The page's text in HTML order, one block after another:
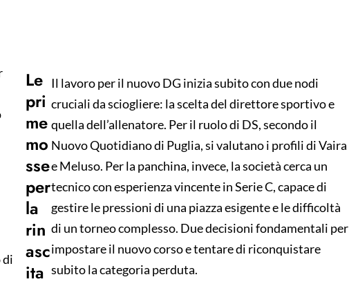
di
Le
pri
me
mo
sse
per
la
rin
asc
ita
Il lavoro per il nuovo DG inizia subito con due nodi
cruciali da sciogliere: la scelta del direttore sportivo e
quella dell’allenatore. Per il ruolo di DS, secondo il
Nuovo Quotidiano di Puglia, si valutano i profili di Vaira
e Meluso. Per la panchina, invece, la società cerca un
tecnico con esperienza vincente in Serie C, capace di
gestire le pressioni di una piazza esigente e le difficoltà
di un torneo complesso. Due decisioni fondamentali per
impostare il nuovo corso e tentare di riconquistare
subito la categoria perduta.